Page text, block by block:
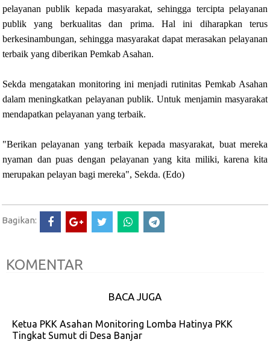
pelayanan publik kepada masyarakat, sehingga tercipta pelayanan
publik yang berkualitas dan prima. Hal ini diharapkan terus
berkesinambungan, sehingga masyarakat dapat merasakan pelayanan
terbaik yang diberikan Pemkab Asahan.
Sekda mengatakan monitoring ini menjadi rutinitas Pemkab Asahan
dalam meningkatkan pelayanan publik. Untuk menjamin masyarakat
mendapatkan pelayanan yang terbaik.
"Berikan pelayanan yang terbaik kepada masyarakat, buat mereka
nyaman dan puas dengan pelayanan yang kita miliki, karena kita
merupakan pelayan bagi mereka", Sekda. (Edo)
Bagikan:
KOMENTAR
BACA JUGA
Ketua PKK Asahan Monitoring Lomba Hatinya PKK
Tingkat Sumut di Desa Banjar